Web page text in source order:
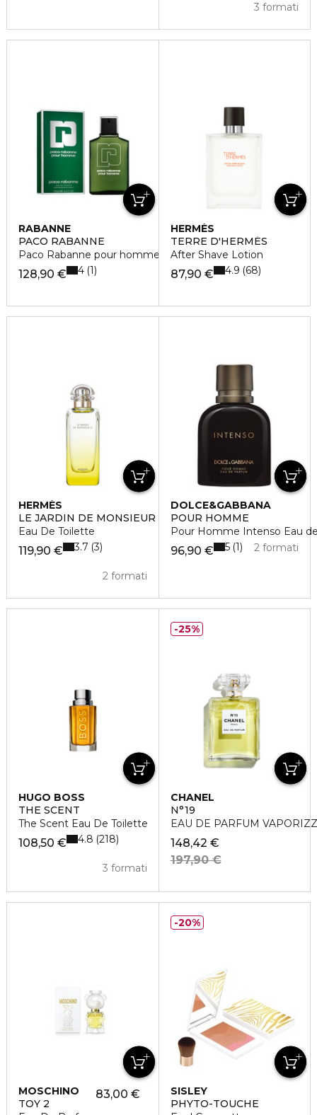
3 formati
RABANNE
PACO RABANNE
Paco Rabanne pour homme eau de toilette spray
128,90 € 4 1
HERMÈS
TERRE D'HERMÈS
After Shave Lotion
87,90 € 4.9 68
HERMÈS
LE JARDIN DE MONSIEUR LI
Eau De Toilette
119,90 €
2 formati
3.7 3
DOLCE&GABBANA
POUR HOMME
Pour Homme Intenso Eau
96,90 € 2 formati
5 1
HUGO BOSS
THE SCENT
The Scent Eau De Toilette
108,50 €
3 formati
4.8 218
CHANEL
N°19
EAU DE PARFUM
148,42 €
197,90 €
25%
MOSCHINO
TOY 2
83,00 €
SISLEY
PHYTO-TOUCHE
20%